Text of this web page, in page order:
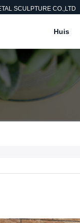
SCULPTURE CO.,LTD
Huis